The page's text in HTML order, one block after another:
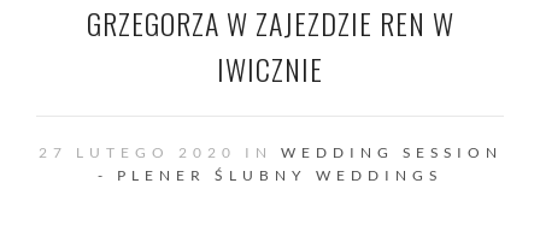
GRZEGORZA W ZAJEZDZIE REN W
IWICZNIE
27 LUTEGO 2020 IN WEDDING SESSION
- PLENER ŚLUBNY
WEDDINGS